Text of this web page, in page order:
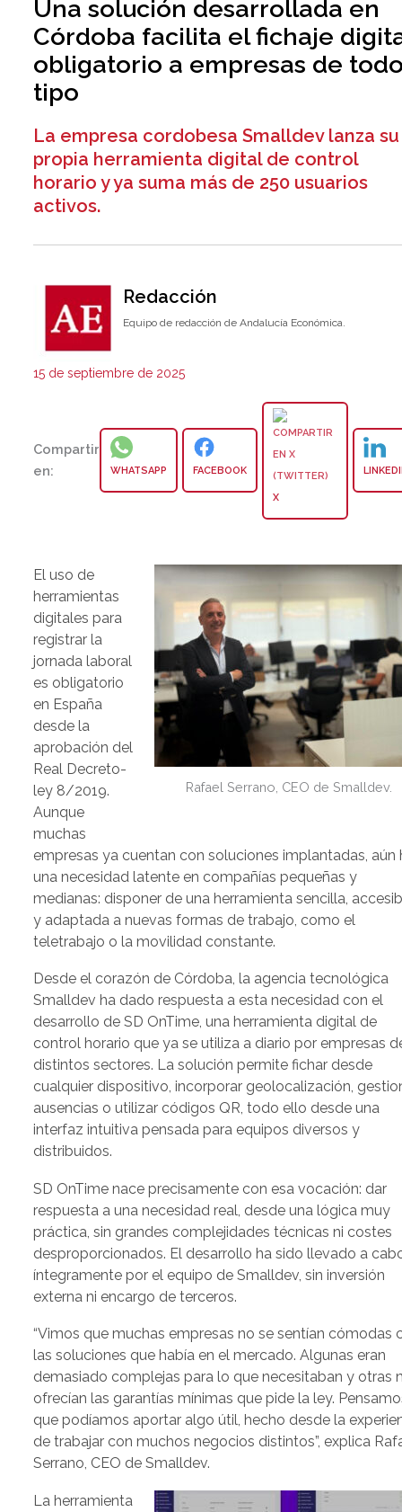
Una solución desarrollada en
Córdoba facilita el fichaje
obligatorio a empresas de
tipo
La empresa cordobesa Smalldev lanza su
propia herramienta digital de control
horario y ya suma más de 250 usuarios
activos.
Redacción
Equipo de redacción de Andalucía Económica.
15 de septiembre de 2025
Compartir
en:
WHATSAPP FACEBOOK
X
Rafael Serrano, CEO de Smalldev.
El uso de
herramientas
digitales para
registrar la
jornada laboral
es obligatorio
en España
desde la
aprobación del
Real Decreto-
ley 8/2019.
Aunque
muchas
empresas ya cuentan con soluciones implantadas, aún
una necesidad latente en compañías pequeñas y
medianas: disponer de una herramienta sencilla,
y adaptada a nuevas formas de trabajo, como el
teletrabajo o la movilidad constante.
Desde el corazón de Córdoba, la agencia tecnológica
Smalldev ha dado respuesta a esta necesidad con el
desarrollo de SD OnTime, una herramienta digital de
control horario que ya se utiliza a diario por empresas
distintos sectores. La solución permite fichar desde
cualquier dispositivo, incorporar geolocalización,
ausencias o utilizar códigos QR, todo ello desde una
interfaz intuitiva pensada para equipos diversos y
distribuidos.
SD OnTime nace precisamente con esa vocación: dar
respuesta a una necesidad real, desde una lógica muy
práctica, sin grandes complejidades técnicas ni costes
desproporcionados. El desarrollo ha sido llevado a
íntegramente por el equipo de Smalldev, sin inversión
externa ni encargo de terceros.
“Vimos que muchas empresas no se sentían cómodas
las soluciones que había en el mercado. Algunas eran
demasiado complejas para lo que necesitaban y otras
ofrecían las garantías mínimas que pide la ley.
que podíamos aportar algo útil, hecho desde la
de trabajar con muchos negocios distintos”, explica
Serrano, CEO de Smalldev.
La herramienta